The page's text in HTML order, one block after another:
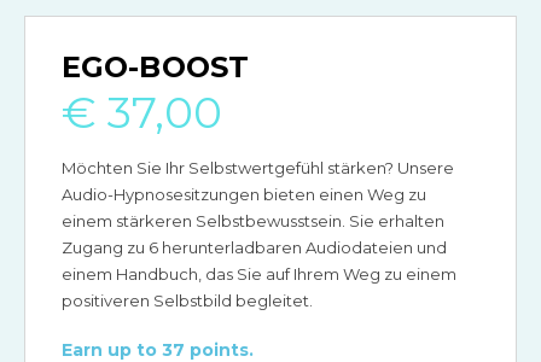
EGO-BOOST
€ 37,00
Möchten Sie Ihr Selbstwertgefühl stärken? Unsere
Audio-Hypnosesitzungen bieten einen Weg zu
einem stärkeren Selbstbewusstsein. Sie erhalten
Zugang zu 6 herunterladbaren Audiodateien und
einem Handbuch, das Sie auf Ihrem Weg zu einem
positiveren Selbstbild begleitet.
Earn up to 37 points.